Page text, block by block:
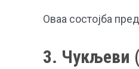
Оваа состојба
3. Чукљеви